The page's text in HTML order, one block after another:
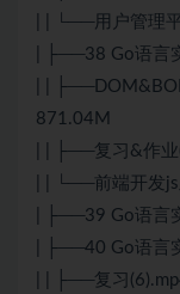
| | └──用户管理
| ├──38 Go语言
| |
871.04M
| | ├──复习&作
| | └──前端开发
| ├──39 Go语言
| ├──40 Go语言
| | ├──复习